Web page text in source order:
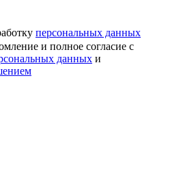
персональных данных
и полное согласие с
данных и